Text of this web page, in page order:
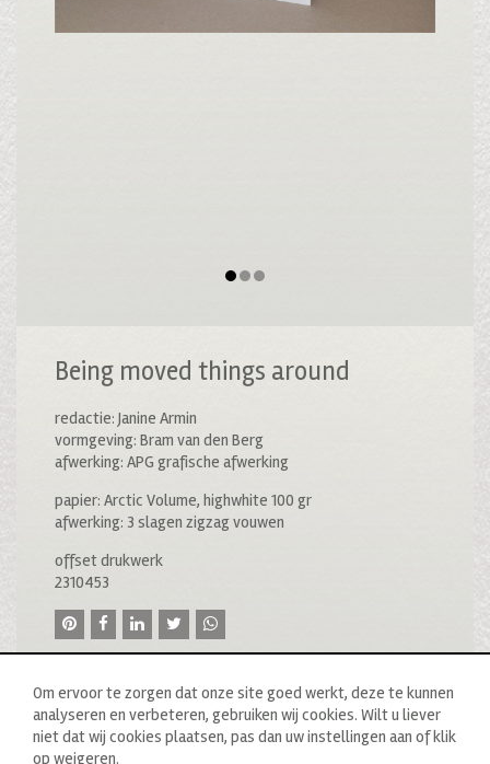
Being moved things around
redactie: Janine Armin
vormgeving: Bram van den Berg
afwerking: APG grafische afwerking
papier: Arctic Volume, highwhite 100 gr
afwerking: 3 slagen zigzag vouwen
offset drukwerk
2310453
Om ervoor te zorgen dat onze site goed werkt, deze te kunnen
analyseren en verbeteren, gebruiken wij cookies. Wilt u liever
niet dat wij cookies plaatsen, pas dan uw instellingen aan of klik
op weigeren.